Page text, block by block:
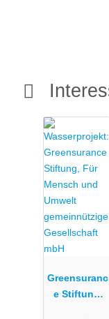
Greensuranc
e Stiftung,